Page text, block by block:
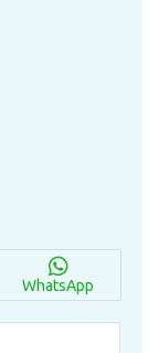
WhatsApp